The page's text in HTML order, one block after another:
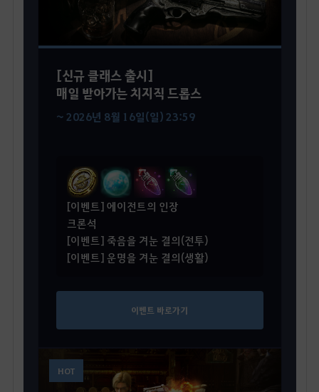
[신규 클래스 출시]
매일 받아가는 치지직 드롭스
~ 2026년 8월 16일(일) 23:59
[이벤트] 에이전트의 인장
크론석
[이벤트] 죽음을 겨눈 결의(전투)
[이벤트] 운명을 겨눈 결의(생활)
이벤트 바로가기
HOT